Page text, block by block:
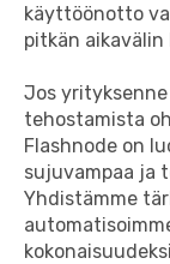
käyttöönotto
pitkän
Jos
tehostamista
Flashnode on
sujuvampaa ja
Yhdistämme